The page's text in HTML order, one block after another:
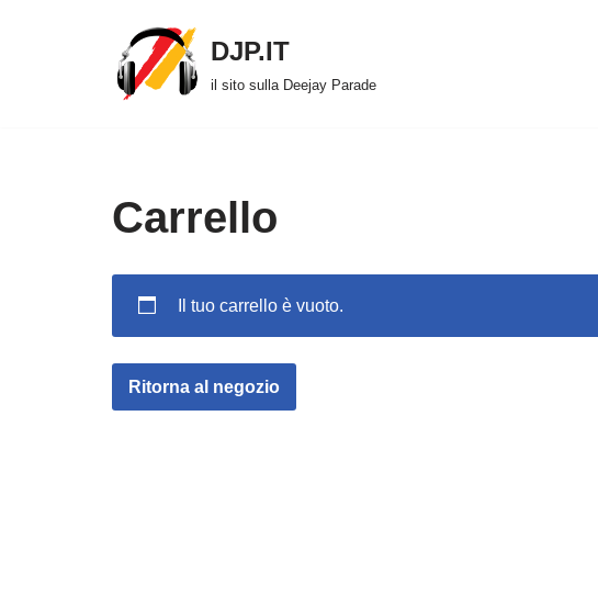
DJP.IT
il sito sulla Deejay Parade
Carrello
Il tuo carrello è vuoto.
Ritorna al negozio